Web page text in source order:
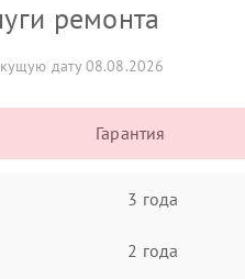
ремонта
дату 08.08.2026
Гарантия
3 года
2 года